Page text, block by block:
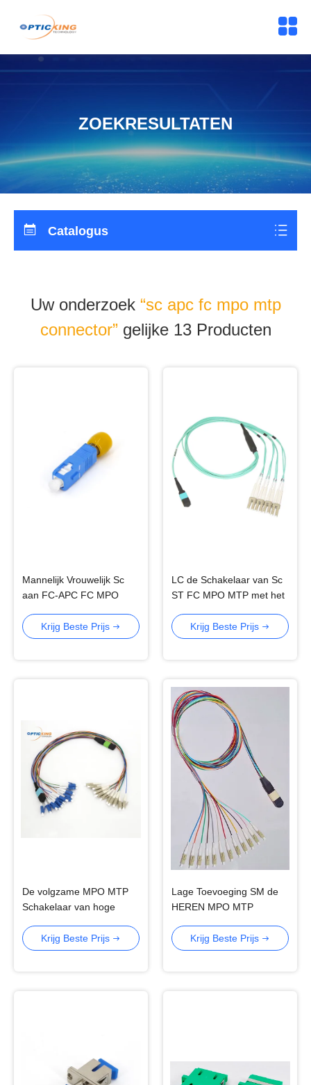
ZOEKRESULTATEN
Catalogus
Uw onderzoek “sc apc fc mpo mtp
connector”gelijke 13 Producten
Mannelijk Vrouwelijk Sc
aan FC-APC FC MPO
Schakelaar
Krijg Beste Prijs
LC de Schakelaar van Sc
ST FC MPO MTP met het
het Flardkoord SM
Krijg Beste Prijs
De volgzame MPO MTP
Schakelaar van hoge
KabelsKrijg Beste Prijs
Lage Toevoeging SM de
HEREN MPO MTP
van het Uitrustingsflard
Krijg Beste Prijs